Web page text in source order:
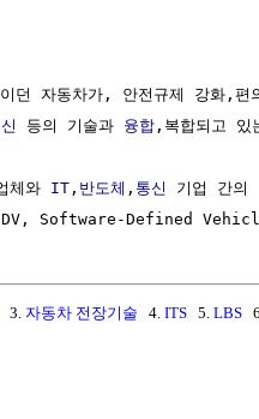
던 자동차가, 안전규제 강화,편
등의 기술과 융합 ,복합되고
체와
IT , 반도체 , 통신
기업 간의
3. 자동차 전장기술 4. ITS 5. LBS